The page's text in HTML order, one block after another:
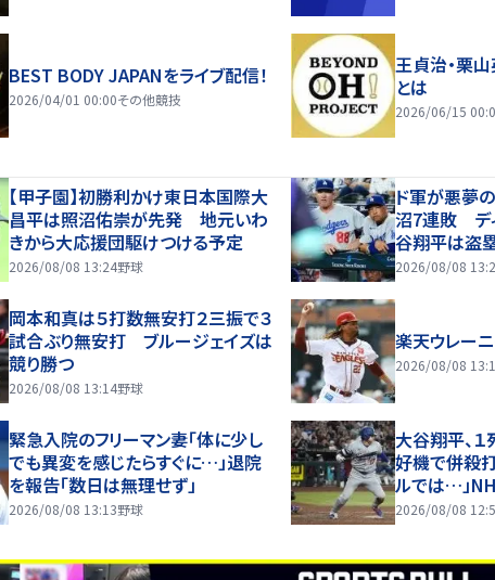
BEST BODY JAPANをライブ配信！
2026/04/01 00:00その他競技
王貞治・栗
とは
2026/06/15
【甲子園】初勝利かけ東日本国際大
昌平は照沼佑崇が先発 地元いわ
きから大応援団駆けつける予定
2026/08/08 13:24野球
ド軍が悪夢
沼7連敗 デ
谷翔平は盗
2026/08/08
岡本和真は５打数無安打２三振で３
試合ぶり無安打 ブルージェイズは
競り勝つ
2026/08/08 13:14野球
楽天ウレー
2026/08/08
緊急入院のフリーマン妻「体に少し
でも異変を感じたらすぐに…」退院
を報告「数日は無理せず」
2026/08/08 13:13野球
大谷翔平、
好機で併殺
ルでは…」
2026/08/08